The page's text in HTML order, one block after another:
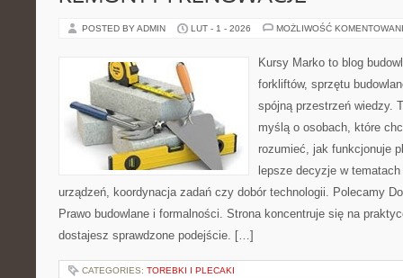
POSTED BY ADMIN LUT - 1 - 2026 MOŻLIWOŚĆ
Kursy Marko to blog
forkliftów, sprzętu
spójną przestrzeń wiedzy.
myślą o osobach, które
rozumieć, jak funkcjonuje
lepsze decyzje w
urządzeń, koordynacja zadań czy dobór technologii. Polecamy
Prawo budowlane i formalności. Strona koncentruje się na
dostajesz sprawdzone podejście. […]
CATEGORIES: TOREBKI I PLECAKI